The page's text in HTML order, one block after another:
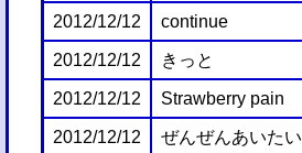
2012/12/12 continue
2012/12/12 きっと
2012/12/12 Strawberry pain
2012/12/12 ぜんぜんあいたい